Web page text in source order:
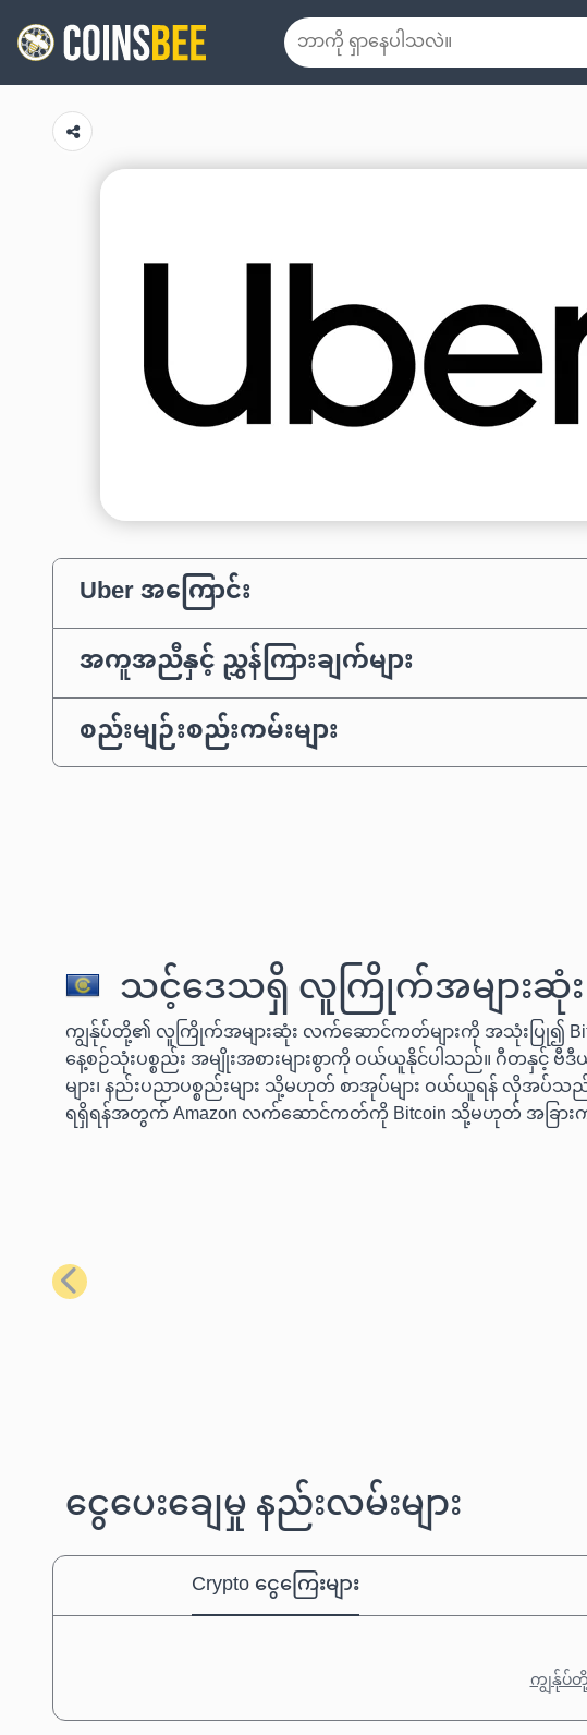
Uber အကြောင်း
အကူအညီနှင့် ညွှန်ကြားချက်များ
စည်းမျဉ်းစည်းကမ်းများ
သင့်ဒေသရှိ လူကြိုက်အများဆုံ
ကျွန်ုပ်တို့၏ လူကြိုက်အများဆုံး လက်ဆောင်ကတ်များကို အသုံးပြု၍
နေ့စဉ်သုံးပစ္စည်း အမျိုးအစားများစွာကို ဝယ်ယူနိုင်ပါသည်။ ဂီတနှင့်
များ၊ နည်းပညာပစ္စည်းများ သို့မဟုတ် စာအုပ်များ ဝယ်ယူရန် လိုအပ်
ရရှိရန်အတွက် Amazon လက်ဆောင်ကတ်ကို Bitcoin သို့မဟုတ် အခြာ
ယခင်
ငွေပေးချေမှု နည်းလမ်းများ
Crypto ငွေကြေးများ
ကျွန်ုပ်